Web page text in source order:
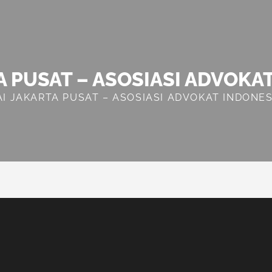
PUSAT – ASOSIASI
JAKARTA PUSAT – ASOSIASI ADVOKAT